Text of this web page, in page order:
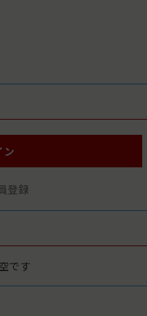
ン
登録
です